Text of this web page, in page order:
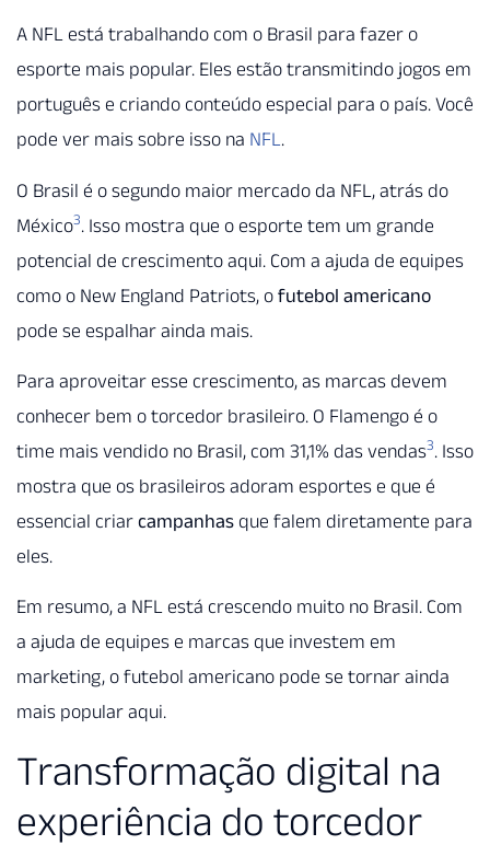
A NFL está trabalhando com o Brasil para fazer o
esporte mais popular. Eles estão transmitindo jogos em
português e criando conteúdo especial para o país. Você
pode ver mais sobre isso na NFL.
O Brasil é o segundo maior mercado da NFL, atrás do
México3. Isso mostra que o esporte tem um grande
potencial de crescimento aqui. Com a ajuda de equipes
como o New England Patriots, o futebol americano
pode se espalhar ainda mais.
Para aproveitar esse crescimento, as marcas devem
conhecer bem o torcedor brasileiro. O Flamengo é o
time mais vendido no Brasil, com 31,1% das vendas3. Isso
mostra que os brasileiros adoram esportes e que é
essencial criar campanhas que falem diretamente para
eles.
Em resumo, a NFL está crescendo muito no Brasil. Com
a ajuda de equipes e marcas que investem em
marketing, o futebol americano pode se tornar ainda
mais popular aqui.
Transformação digital na
experiência do torcedor